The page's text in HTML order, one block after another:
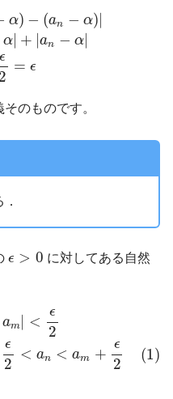
α) − (an − α)
α + |an − α|
ϵ
2
= ϵ
n ) −α
のものです。
ϵ > 0
ϵ >0
に対してある自然
am <
ϵ
2
ϵ
2
< an < am +
ϵ
2
(1)
−